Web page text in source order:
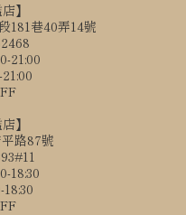
】
181巷40弄14號
21:00
】
路87號
18:30